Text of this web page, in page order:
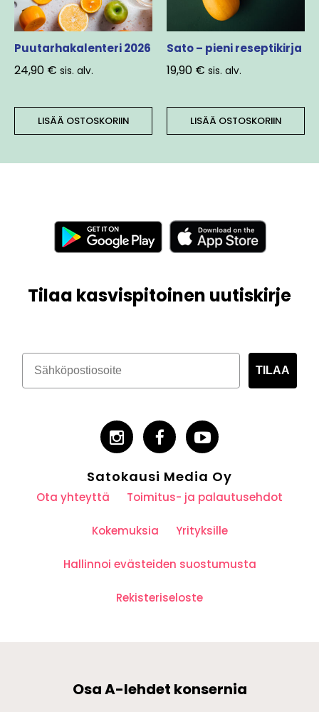
Puutarhakalenteri 2026
24,90 € sis. alv.
LISÄÄ OSTOSKORIIN
Sato – pieni reseptikirja
19,90 € sis. alv.
LISÄÄ OSTOSKORIIN
Tilaa kasvispitoinen uutiskirje
TILAA
Satokausi Media Oy
Ota yhteyttä Toimitus- ja palautusehdot
Kokemuksia Yrityksille
Hallinnoi evästeiden suostumusta
Rekisteriseloste
Osa A-lehdet konsernia